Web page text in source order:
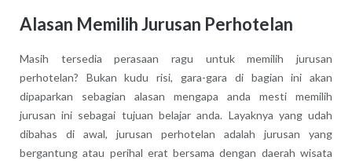
Alasan Memilih Jurusan Perhotelan
Masih tersedia perasaan ragu untuk memilih jurusan
perhotelan? Bukan kudu risi, gara-gara di bagian ini akan
dipaparkan sebagian alasan mengapa anda mesti memilih
jurusan ini sebagai tujuan belajar anda. Layaknya yang udah
dibahas di awal, jurusan perhotelan adalah jurusan yang
bergantung atau perihal erat bersama dengan daerah wisata